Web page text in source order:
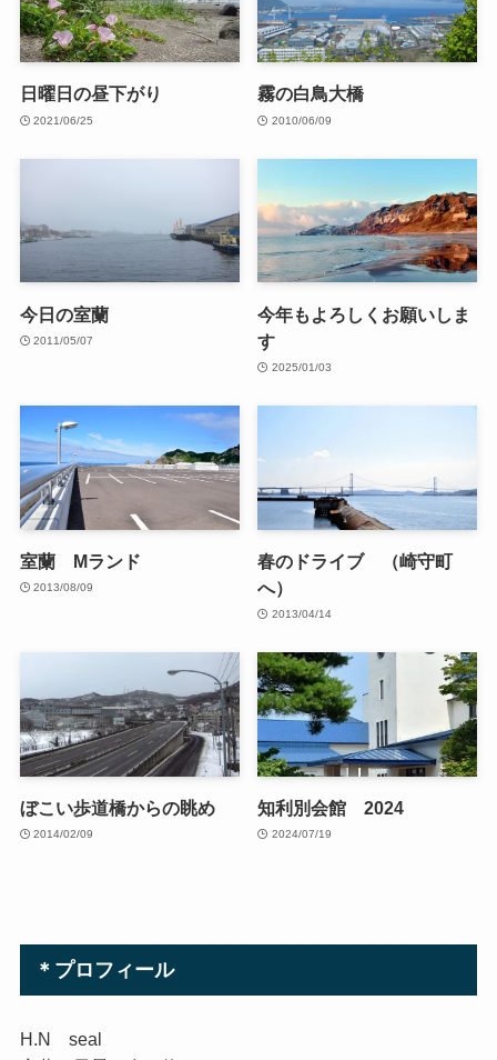
日曜日の昼下がり
2021/06/25
霧の白鳥大橋
2010/06/09
今日の室蘭
2011/05/07
今年もよろしくお願いしま
す
2025/01/03
室蘭 Mランド
2013/08/09
春のドライブ （崎守町
へ）
2013/04/14
ぼこい歩道橋からの眺め
2014/02/09
知利別会館 2024
2024/07/19
＊プロフィール
H.N seal